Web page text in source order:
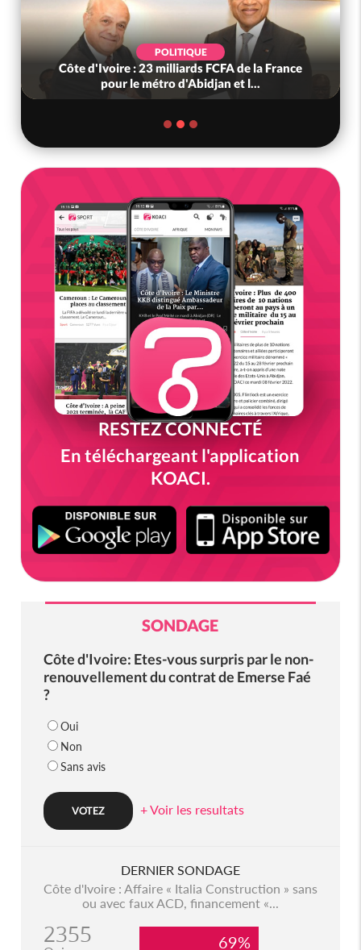
POLITIQUE
Côte d'Ivoire : 23 milliards FCFA de la France
pour le métro d'Abidjan et l...
RESTEZ CONNECTÉ
En téléchargeant l'application
KOACI.
SONDAGE
Côte d'Ivoire: Etes-vous surpris par le non-
renouvellement du contrat de Emerse Faé
?
Oui
Non
Sans avis
+ Voir les resultats
DERNIER SONDAGE
Côte d'Ivoire : Affaire « Italia Construction » sans
ou avec faux ACD, financement «...
2355 69%